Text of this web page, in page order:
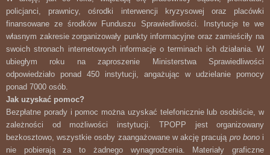
policjanci, prawnicy, ośrodki interwencji kryzysowej oraz placówki
finansowane ze środków Funduszu Sprawiedliwości. Instytucje te we
własnym zakresie zorganizowały punkty informacyjne oraz zamieściły na
swoich stronach internetowych informacje o terminach ich działania. W
ubiegłym roku na zaproszenie Ministerstwa Sprawiedliwości
odpowiedziało ponad 450 instytucji, angażując w udzielanie pomocy
ponad 7000 osób.
Jak uzyskać pomoc?
Bezpłatne porady i pomoc można uzyskać telefonicznie lub osobiście, w
zależności od możliwości instytucji. TPOPP jest organizowany
bezkosztowo, wszystkie osoby zaangażowane w akcję pracują pro bonoi
nie pobierają za to żadnego wynagrodzenia. Materiały graficzne